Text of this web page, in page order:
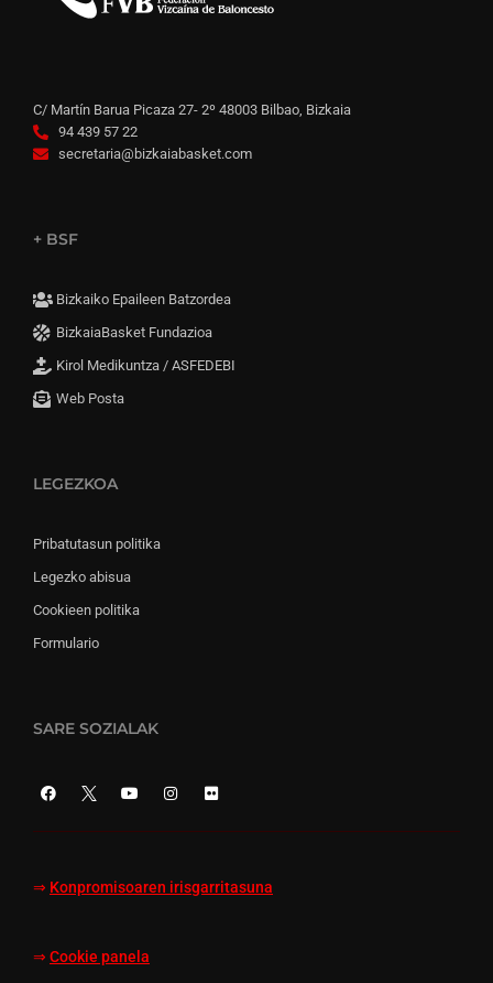
C/ Martín Barua Picaza 27- 2º 48003 Bilbao, Bizkaia
94 439 57 22
secretaria@bizkaiabasket.com
+ BSF
Bizkaiko Epaileen Batzordea
BizkaiaBasket Fundazioa
Kirol Medikuntza / ASFEDEBI
Web Posta
LEGEZKOA
Pribatutasun politika
Legezko abisua
Cookieen politika
Formulario
SARE SOZIALAK
⇒ Konpromisoaren irisgarritasuna
⇒ Cookie panela